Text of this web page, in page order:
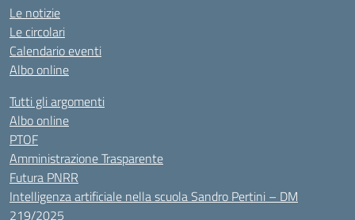
Le notizie
Le circolari
Calendario eventi
Albo online
Tutti gli argomenti
Albo online
PTOF
Amministrazione Trasparente
Futura PNRR
Intelligenza artificiale nella scuola Sandro Pertini – DM
219/2025